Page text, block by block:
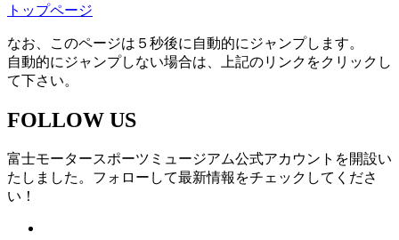
トップページ
なお、このページは５秒後に自動的にジャンプします。
自動的にジャンプしない場合は、上記のリンクをクリックし
て下さい。
FOLLOW US
富士モータースポーツミュージアム公式アカウントを開設い
たしました。フォローして最新情報をチェックしてくださ
い！